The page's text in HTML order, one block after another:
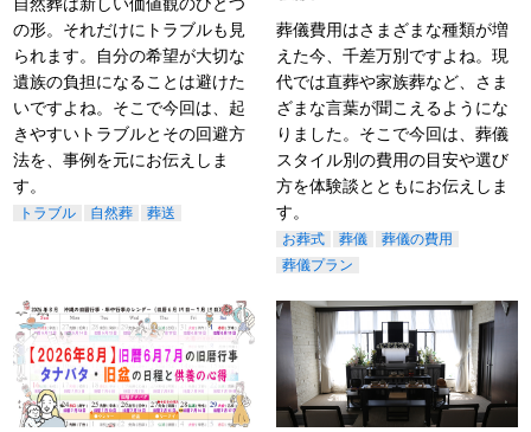
自然葬は新しい価値観のひとつ
の形。それだけにトラブルも見
られます。自分の希望が大切な
遺族の負担になることは避けた
いですよね。そこで今回は、起
きやすいトラブルとその回避方
法を、事例を元にお伝えしま
す。
トラブル 自然葬 葬送
葬儀費用はさまざまな種類が増
えた今、千差万別ですよね。現
代では直葬や家族葬など、さま
ざまな言葉が聞こえるようにな
りました。そこで今回は、葬儀
スタイル別の費用の目安や選び
方を体験談とともにお伝えしま
す。
お葬式 葬儀
葬儀の費用
葬儀プラン